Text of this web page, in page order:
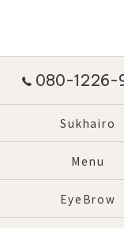
080-1226-
Sukhairo
Menu
EyeBrow